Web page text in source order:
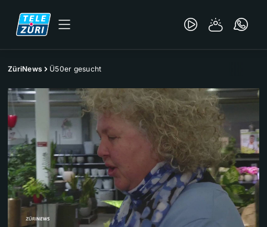
ZüriNews Ü50er gesucht